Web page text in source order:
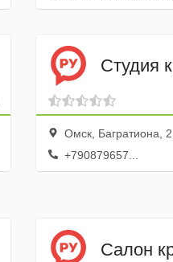
Студия
Омск, Багратиона,
+790879657...
Салон